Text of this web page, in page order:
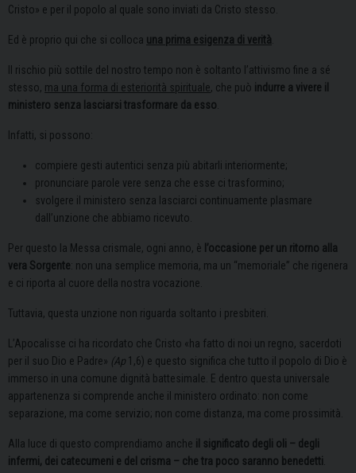
Cristo» e per il popolo al quale sono inviati da Cristo stesso.
Ed è proprio qui che si colloca una prima esigenza di verità.
Il rischio più sottile del nostro tempo non è soltanto l’attivismo fine a sé
stesso, ma una forma di esteriorità spirituale, che può indurre a vivere il
ministero senza lasciarsi trasformare da esso.
Infatti, si possono:
compiere gesti autentici senza più abitarli interiormente;
pronunciare parole vere senza che esse ci trasformino;
svolgere il ministero senza lasciarci continuamente plasmare
dall’unzione che abbiamo ricevuto.
Per questo la Messa crismale, ogni anno, è l’occasione per un ritorno alla
vera Sorgente: non una semplice memoria, ma un “memoriale” che rigenera
e ci riporta al cuore della nostra vocazione.
Tuttavia, questa unzione non riguarda soltanto i presbiteri.
L’Apocalisse ci ha ricordato che Cristo «ha fatto di noi un regno, sacerdoti
per il suo Dio e Padre» (Ap 1,6) e questo significa che tutto il popolo di Dio è
immerso in una comune dignità battesimale. E dentro questa universale
appartenenza si comprende anche il ministero ordinato: non come
separazione, ma come servizio; non come distanza, ma come prossimità.
Alla luce di questo comprendiamo anche il significato degli oli – degli
infermi, dei catecumeni e del crisma – che tra poco saranno benedetti.